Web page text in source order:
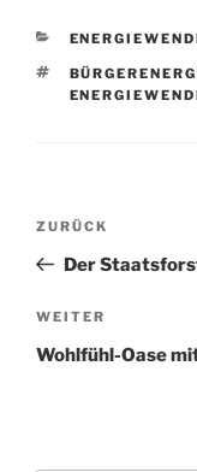
KATEGORIEN
Vorheriger
Beitrag
ZURÜCK
Der
Nächster
Beitrag
WEITER
Wohlfühl-Oase